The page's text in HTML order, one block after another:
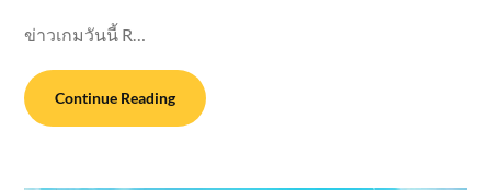
ข่าวเกมวันนี้ R…
Continue Reading